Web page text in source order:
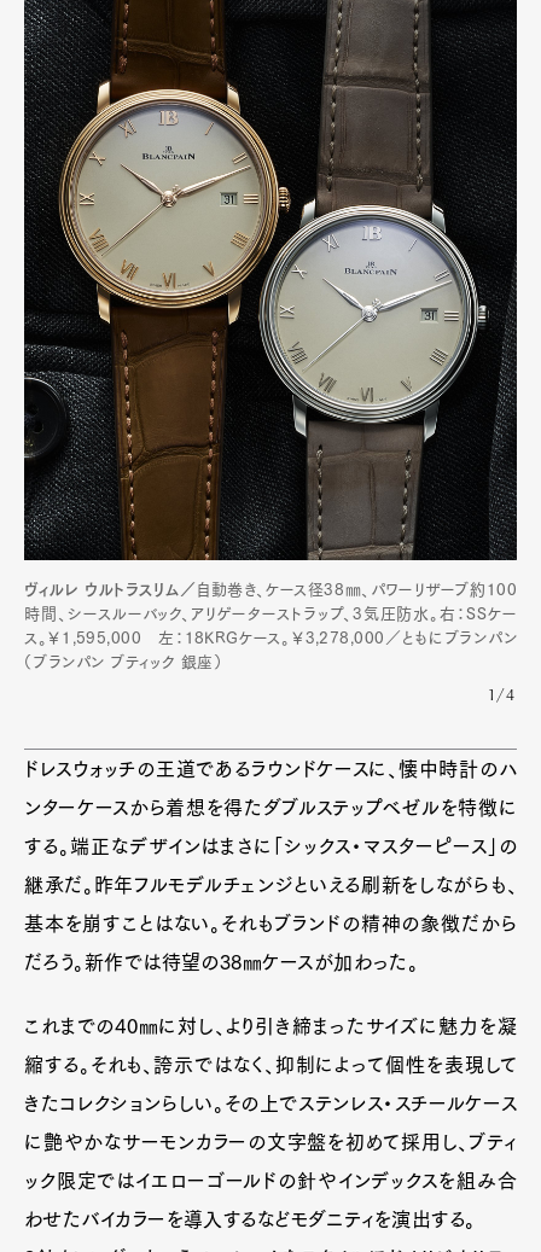
Art&Design
Fashion
GourmetCars
ProductCulture Lifestyle
Pen Membership
Magazine
Official Columnist
About
Contact
Pen Meet
Pen international Pen tw
ヴィルレ ウルトラスリム／ 自動巻き、ケース径38㎜、パワーリザーブ約100
時間、シースルーバック、アリゲーターストラップ、3気圧防水。右：SSケー
ス。￥1,595,000 左：18KRGケース。￥3,278,000／ともにブランパン
（ブランパン ブティック 銀座）
1/4
ドレスウォッチの王道であるラウンドケースに、懐中時計のハ
ンターケースから着想を得たダブルステップベゼルを特徴に
する。端正なデザインはまさに「シックス・マスターピース」の
継承だ。昨年フルモデルチェンジといえる刷新をしながらも、
基本を崩すことはない。それもブランドの精神の象徴だから
だろう。新作では待望の38㎜ケースが加わった。
これまでの40㎜に対し、より引き締まったサイズに魅力を凝
縮する。それも、誇示ではなく、抑制によって個性を表現して
きたコレクションらしい。その上でステンレス・スチールケース
に艶やかなサーモンカラーの文字盤を初めて採用し、ブティ
ック限定ではイエローゴールドの針やインデックスを組み合
わせたバイカラーを導入するなどモダニティを演出する。